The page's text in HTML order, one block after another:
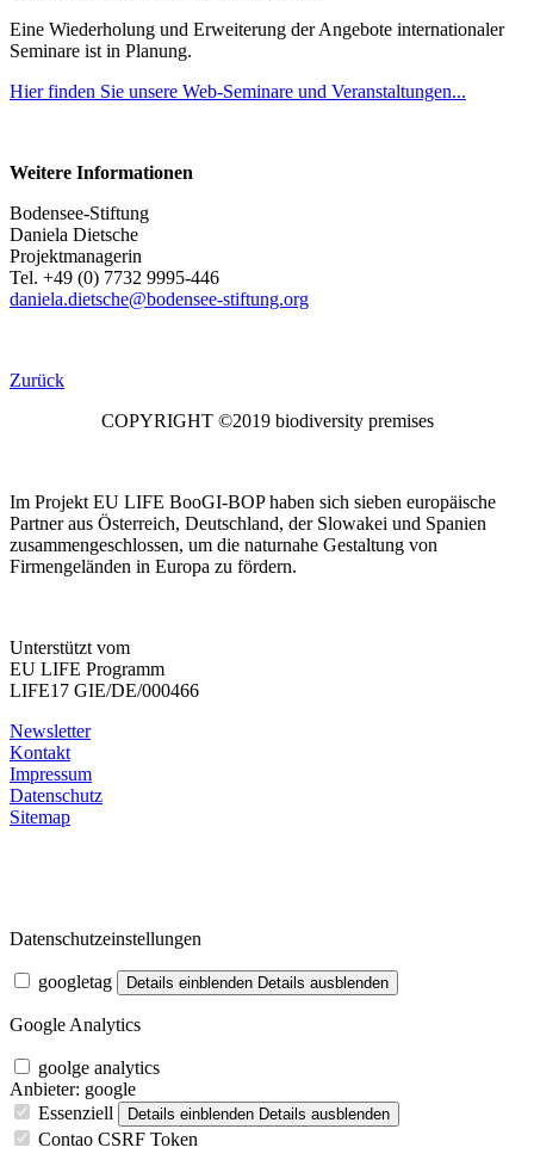
Eine Wiederholung und Erweiterung der Angebote internationaler
Seminare ist in Planung.
Hier finden Sie unsere Web-Seminare und Veranstaltungen...
Weitere Informationen
Bodensee-Stiftung
Daniela Dietsche
Projektmanagerin
Tel. +49 (0) 7732 9995-446
daniela.dietsche@bodensee-stiftung.org
Zurück
COPYRIGHT ©2019 biodiversity premises
Im Projekt EU LIFE BooGI-BOP haben sich sieben europäische
Partner aus Österreich, Deutschland, der Slowakei und Spanien
zusammengeschlossen, um die naturnahe Gestaltung von
Firmengeländen in Europa zu fördern.
Unterstützt vom
EU LIFE Programm
LIFE17 GIE/DE/000466
Newsletter
Kontakt
Impressum
Datenschutz
Sitemap
Datenschutzeinstellungen
googletag Details einblenden Details ausblenden
Google Analytics
goolge analytics
Anbieter: google
Essenziell
Details einblenden Details ausblenden
Contao CSRF Token